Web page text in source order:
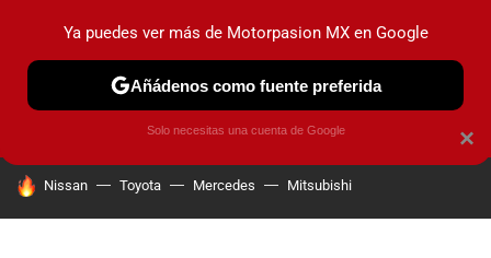
PRUEBAS INDUSTRIA HOY NO CIRCULA
HOY SE HABLA DE
Nissan Toyota Mercedes Mitsubishi
×
Ya puedes ver más de Motorpasion MX en Google
Añádenos como fuente preferida
Solo necesitas una cuenta de Google